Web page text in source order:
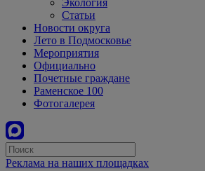
Экология
Статьи
Новости округа
Лето в Подмосковье
Мероприятия
Официально
Почетные граждане
Раменское 100
Фотогалерея
Реклама на наших площадках